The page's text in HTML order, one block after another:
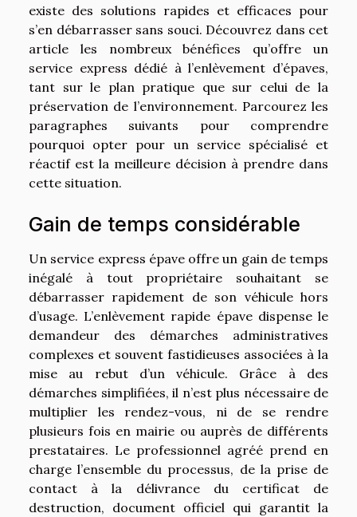
existe des solutions rapides et efficaces pour
s’en débarrasser sans souci. Découvrez dans cet
article les nombreux bénéfices qu’offre un
service express dédié à l’enlèvement d’épaves,
tant sur le plan pratique que sur celui de la
préservation de l’environnement. Parcourez les
paragraphes suivants pour comprendre
pourquoi opter pour un service spécialisé et
réactif est la meilleure décision à prendre dans
cette situation.
Gain de temps considérable
Un service express épave offre un gain de temps
inégalé à tout propriétaire souhaitant se
débarrasser rapidement de son véhicule hors
d’usage. L’enlèvement rapide épave dispense le
demandeur des démarches administratives
complexes et souvent fastidieuses associées à la
mise au rebut d’un véhicule. Grâce à des
démarches simplifiées, il n’est plus nécessaire de
multiplier les rendez-vous, ni de se rendre
plusieurs fois en mairie ou auprès de différents
prestataires. Le professionnel agréé prend en
charge l’ensemble du processus, de la prise de
contact à la délivrance du certificat de
destruction, document officiel qui garantit la